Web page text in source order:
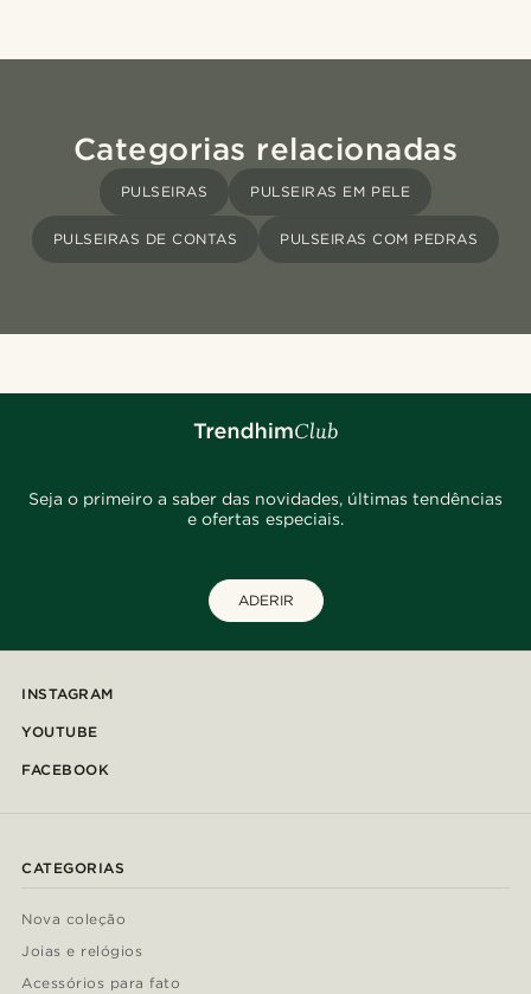
Categorias relacionadas
PULSEIRAS PULSEIRAS EM PELE
PULSEIRAS DE CONTAS PULSEIRAS COM PEDRAS
Seja o primeiro a saber das novidades, últimas tendências
e ofertas especiais.
ADERIR
INSTAGRAM
YOUTUBE
FACEBOOK
CATEGORIAS
Nova coleção
Joias e relógios
Acessórios para fato